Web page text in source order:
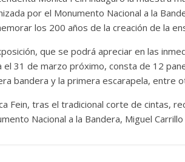
por el Monumento Nacional a la
los 200 años de la creación de la
que se podrá apreciar en las
el 31 de marzo próximo, consta de 12
bandera y la primera escarapela, entre
Fein, tras el tradicional corte de cintas,
Nacional a la Bandera, Miguel